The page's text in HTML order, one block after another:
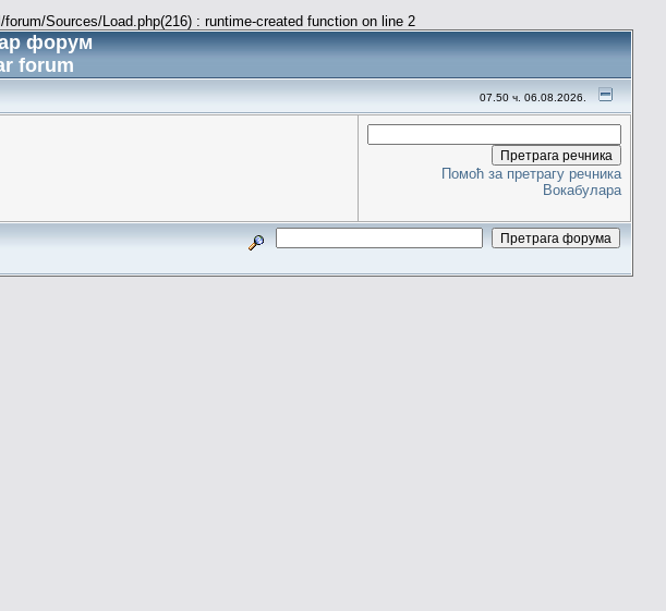
Sources/Load.php(216) : runtime-created function on line 2
форум
forum
07.50 ч. 06.08.2026.
Помоћ за претрагу речника
Вокабулара